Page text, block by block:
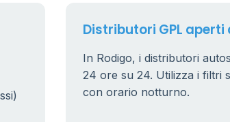
Distributori GPL
In Rodigo, i distributori
24 ore su 24. Utilizza i filtri
con orario notturno.